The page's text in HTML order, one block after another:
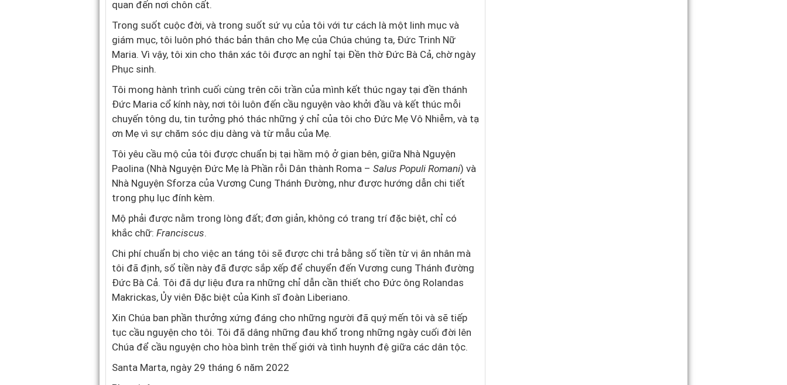
quan đến nơi chôn cất.
Trong suốt cuộc đời, và trong suốt sứ vụ của tôi với tư cách là một linh mục và
giám mục, tôi luôn phó thác bản thân cho Mẹ của Chúa chúng ta, Đức Trinh Nữ
Maria. Vì vậy, tôi xin cho thân xác tôi được an nghỉ tại Đền thờ Đức Bà Cả, chờ ngày
Phục sinh.
Tôi mong hành trình cuối cùng trên cõi trần của mình kết thúc ngay tại đền thánh
Đức Maria cổ kính này, nơi tôi luôn đến cầu nguyện vào khởi đầu và kết thúc mỗi
chuyến tông du, tin tưởng phó thác những ý chỉ của tôi cho Đức Mẹ Vô Nhiễm, và tạ
ơn Mẹ vì sự chăm sóc dịu dàng và từ mẫu của Mẹ.
Tôi yêu cầu mộ của tôi được chuẩn bị tại hầm mộ ở gian bên, giữa Nhà Nguyện
Paolina (Nhà Nguyện Đức Mẹ là Phần rỗi Dân thành Roma – Salus Populi Romani) và
Nhà Nguyện Sforza của Vương Cung Thánh Đường, như được hướng dẫn chi tiết
trong phụ lục đính kèm.
Mộ phải được nằm trong lòng đất; đơn giản, không có trang trí đặc biệt, chỉ có
khắc chữ: Franciscus.
Chi phí chuẩn bị cho việc an táng tôi sẽ được chi trả bằng số tiền từ vị ân nhân mà
tôi đã định, số tiền này đã được sắp xếp để chuyển đến Vương cung Thánh đường
Đức Bà Cả. Tôi đã dự liệu đưa ra những chỉ dẫn cần thiết cho Đức ông Rolandas
Makrickas, Ủy viên Đặc biệt của Kinh sĩ đoàn Liberiano.
Xin Chúa ban phần thưởng xứng đáng cho những người đã quý mến tôi và sẽ tiếp
tục cầu nguyện cho tôi. Tôi đã dâng những đau khổ trong những ngày cuối đời lên
Chúa để cầu nguyện cho hòa bình trên thế giới và tình huynh đệ giữa các dân tộc.
Santa Marta, ngày 29 tháng 6 năm 2022